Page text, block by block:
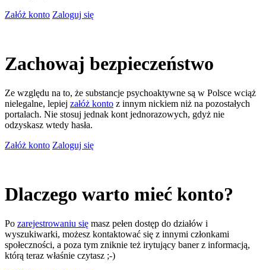
Załóż konto Zaloguj się
Zachowaj bezpieczeństwo
Ze względu na to, że substancje psychoaktywne są w Polsce wciąż
nielegalne, lepiej załóż konto z innym nickiem niż na pozostałych
portalach. Nie stosuj jednak kont jednorazowych, gdyż nie
odzyskasz wtedy hasła.
Załóż konto Zaloguj się
Dlaczego warto mieć konto?
Po zarejestrowaniu się masz pełen dostęp do działów i
wyszukiwarki, możesz kontaktować się z innymi członkami
społeczności, a poza tym zniknie też irytujący baner z informacją,
którą teraz właśnie czytasz ;-)